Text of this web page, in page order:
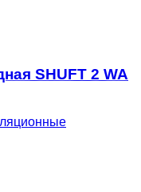
SHUFT 2 WA